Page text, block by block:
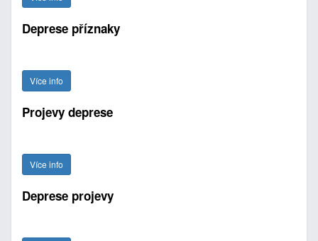
Deprese příznaky
Více info
Projevy deprese
Více info
Deprese projevy